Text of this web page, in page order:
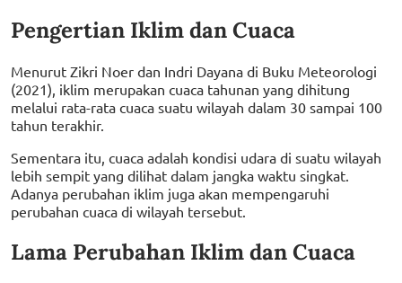
Pengertian Iklim dan Cuaca
Menurut Zikri Noer dan Indri Dayana di Buku Meteorologi
(2021), iklim merupakan cuaca tahunan yang dihitung
melalui rata-rata cuaca suatu wilayah dalam 30 sampai 100
tahun terakhir.
Sementara itu, cuaca adalah kondisi udara di suatu wilayah
lebih sempit yang dilihat dalam jangka waktu singkat.
Adanya perubahan iklim juga akan mempengaruhi
perubahan cuaca di wilayah tersebut.
Lama Perubahan Iklim dan Cuaca